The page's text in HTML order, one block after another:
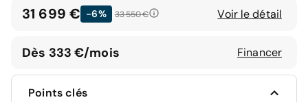
31 699 € -6% 33 550 € Voir le détail
Dès 333 €/mois Financer
Points clés